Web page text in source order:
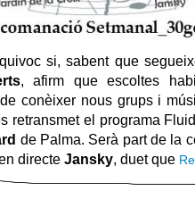
si, sabent que
, afirm que escoltes
conèixer nous grups i
retransmet el programa
de Palma. Serà part de la
directe Jansky, duet que